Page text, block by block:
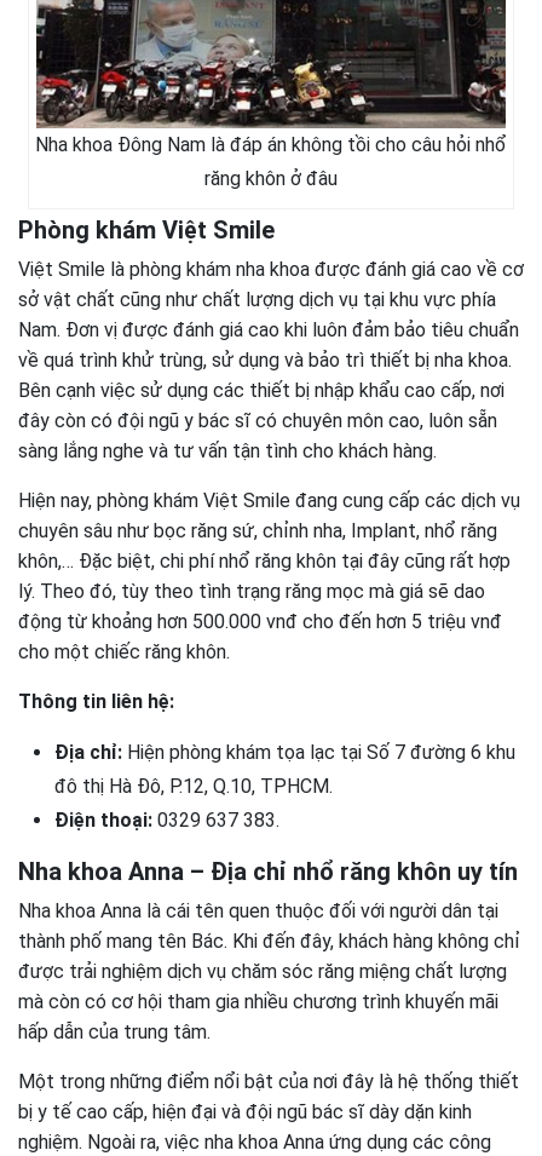
Nha khoa Đông Nam là đáp án không tồi cho câu hỏi nhổ
răng khôn ở đâu
Phòng khám Việt Smile
Việt Smile là phòng khám nha khoa được đánh giá cao về cơ
sở vật chất cũng như chất lượng dịch vụ tại khu vực phía
Nam. Đơn vị được đánh giá cao khi luôn đảm bảo tiêu chuẩn
về quá trình khử trùng, sử dụng và bảo trì thiết bị nha khoa.
Bên cạnh việc sử dụng các thiết bị nhập khẩu cao cấp, nơi
đây còn có đội ngũ y bác sĩ có chuyên môn cao, luôn sẵn
sàng lắng nghe và tư vấn tận tình cho khách hàng.
Hiện nay, phòng khám Việt Smile đang cung cấp các dịch vụ
chuyên sâu như bọc răng sứ, chỉnh nha, Implant, nhổ răng
khôn,… Đặc biệt, chi phí nhổ răng khôn tại đây cũng rất hợp
lý. Theo đó, tùy theo tình trạng răng mọc mà giá sẽ dao
động từ khoảng hơn 500.000 vnđ cho đến hơn 5 triệu vnđ
cho một chiếc răng khôn.
Thông tin liên hệ:
Địa chỉ: Hiện phòng khám tọa lạc tại Số 7 đường 6 khu
đô thị Hà Đô, P.12, Q.10, TPHCM.
Điện thoại: 0329 637 383.
Nha khoa Anna – Địa chỉ nhổ răng khôn uy tín
Nha khoa Anna là cái tên quen thuộc đối với người dân tại
thành phố mang tên Bác. Khi đến đây, khách hàng không chỉ
được trải nghiệm dịch vụ chăm sóc răng miệng chất lượng
mà còn có cơ hội tham gia nhiều chương trình khuyến mãi
hấp dẫn của trung tâm.
Một trong những điểm nổi bật của nơi đây là hệ thống thiết
bị y tế cao cấp, hiện đại và đội ngũ bác sĩ dày dặn kinh
nghiệm. Ngoài ra, việc nha khoa Anna ứng dụng các công